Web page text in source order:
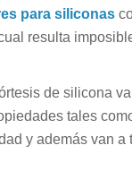
para siliconas
resulta
de silicona
tales
y además van a